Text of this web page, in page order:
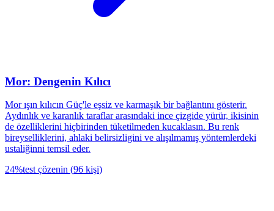
Mor: Dengenin Kılıcı
Mor ışın kılıcın Güç'le eşsiz ve karmaşık bir bağlantını gösterir.
Aydınlık ve karanlık taraflar arasındaki ince çizgide yürür, ikisinin
de özelliklerini hiçbirinden tüketilmeden kucaklasın. Bu renk
bireyselliklerini, ahlaki belirsizligini ve alışılmamış yöntemlerdeki
ustaliğinni temsil eder.
24%test çözenin (96 kişi)